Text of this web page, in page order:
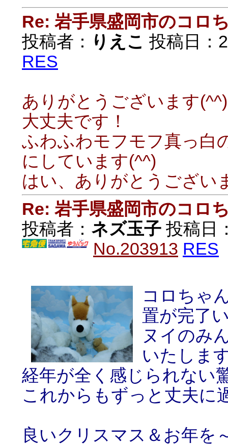
Re: 岩手県盛岡市のコロ
投稿者： りえこ 投稿日：
RES
ありがとうございます(^^)
大丈夫です！
ふわふわモフモフ真っ白
にしています(^^)
はい、ありがとうござい
Re: 岩手県盛岡市のコロ
投稿者： ネズ玉子 投稿日
No.203913 RES
コロちゃ
置が完了
ヌイのみ
いたしま
経年が全く感じられない
これからもずっと丈夫に
良いクリスマス＆お年を